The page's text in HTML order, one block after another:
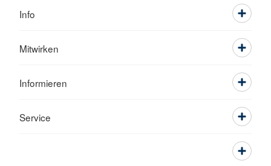
Info
Mitwirken
Informieren
Service